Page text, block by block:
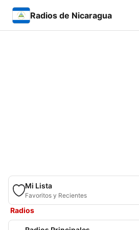
Radios de Nicaragua
Mi Lista
Favoritos y Recientes
Radios